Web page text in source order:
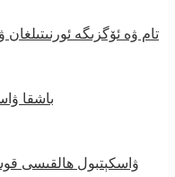
تام ۋە ئۆگزىگە
باشقا
ۋاسكېتبول ھالقىسى